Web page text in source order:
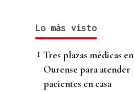
Lo más visto
Tres plazas médicas en
Ourense para atender
pacientes en casa